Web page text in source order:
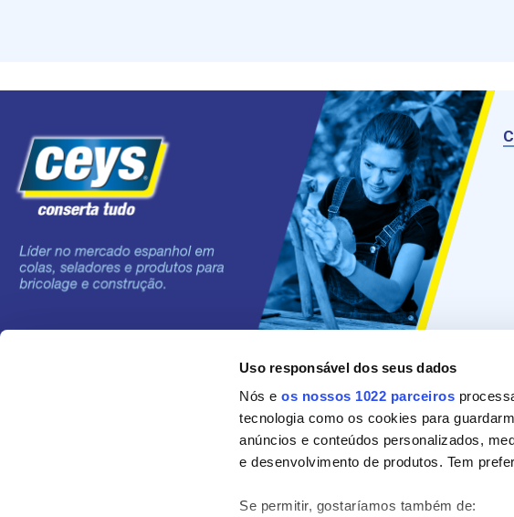
Uso responsável dos seus dados
Nós eos nossos 1022 parceiros
tecnologia como os cookies para
anúncios e conteúdos personalizados,
e desenvolvimento de produtos. Tem
Se permitir, gostaríamos também de: